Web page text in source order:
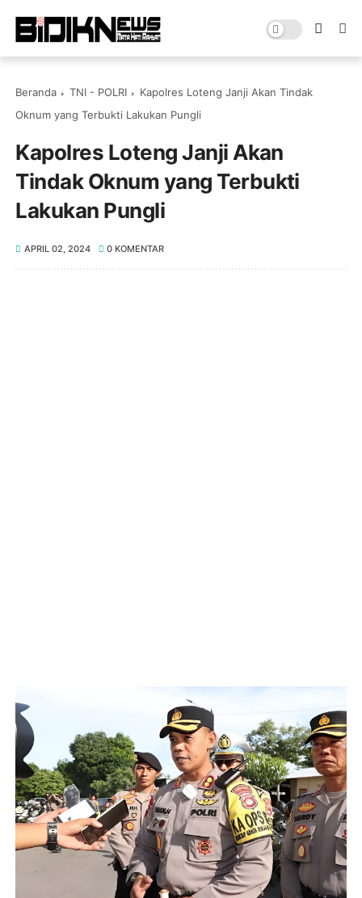
Beranda TNI - POLRI
Kapolres Loteng Janji Akan Tindak
Oknum yang Terbukti Lakukan Pungli
Kapolres Loteng Janji Akan
Tindak Oknum yang Terbukti
Lakukan Pungli
APRIL 02, 2024 0 KOMENTAR